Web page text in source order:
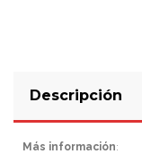
Descripción
Más información: